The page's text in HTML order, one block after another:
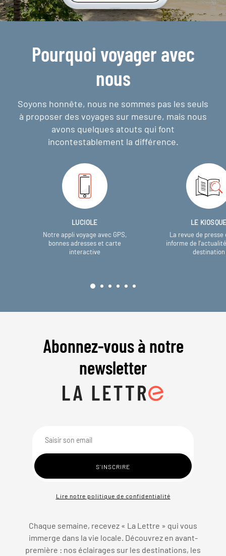
Pourquoi voyager avec
nous
Soyons honnête, nous ne sommes pas les seuls
à proposer des voyages sur mesure, mais nous
avons quelques atouts qui font
incontestablement la différence.
LUCIOLE
Notre appli voyage avec GPS,
bonnes adresses et carte
interactive
LE
La revue de presse
informe de
destination
Abonnez-vous à notre
newsletter
Lire notre politique de confidentialité
Chaque semaine, recevez « La Lettre » qui vous
immerge dans la vie locale. Découvrez en avant-
première : nos éclairages sur les destinations, les